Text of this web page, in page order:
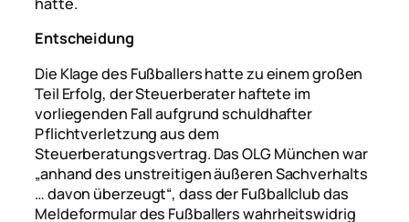
Entscheidung
Die Klage des Fußballers hatte zu einem großen
Teil Erfolg, der Steuerberater haftete im
vorliegenden Fall aufgrund schuldhafter
Pflichtverletzung aus dem
Steuerberatungsvertrag. Das OLG München war
„anhand des unstreitigen äußeren Sachverhalts
… davon überzeugt“, dass der Fußballclub das
Meldeformular des Fußballers wahrheitswidrig